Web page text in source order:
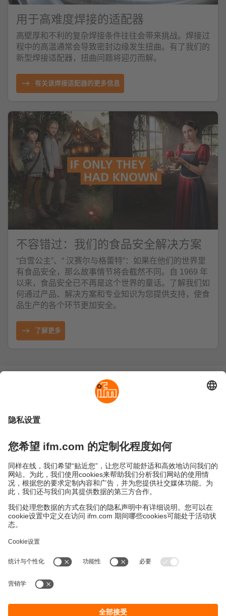
用于高难度焊接的适配器
高壁厚和不利的复杂焊接条件往往会带来挑战。焊接过
程中的高温通常会导致密封边缘发生扭曲。有了我们的
新型焊接适配器，扭曲问题将迎刃而解。
有关该焊接适配器的更多信息
不容错过：我们的食品安全解决方案
“白雪公主”、“ 汉赛尔与格蕾特”：如果在他们的世界里
有食品安全，那么故事情节将会截然不同。自 1969 年
以来，食品安全已不再是这个世界的童话。了解我们如
何通过产品、解决方案和专业知识为您提供支持，使食
品生产的各个环节更加安全。
了解更多
地点 (EN)
隐私政策
易福门电子(上海)有限公司
上海市浦东新区
盛夏路61弄1号楼6层
邮编: 201203
总机: 021 3813 4800
电子邮箱:info.cn@ifm.com
沪ICP备19047231号-1
沪公网安备31011502010310号
工作时间：
（节假日除外）